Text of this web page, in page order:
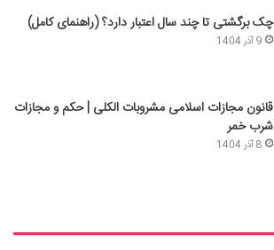
چک برگشتی تا چند سال اعتبار دارد؟ (راهنمای کامل)
9 آذر 1404
قانون مجازات اسلامی مشروبات الکلی | حکم و مجازات
شرب خمر
8 آذر 1404